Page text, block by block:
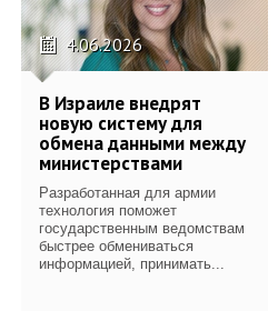
4.06.2026
В Израиле внедрят
новую систему для
обмена данными между
министерствами
Разработанная для армии
технология поможет
государственным ведомствам
быстрее обмениваться
информацией, принимать...